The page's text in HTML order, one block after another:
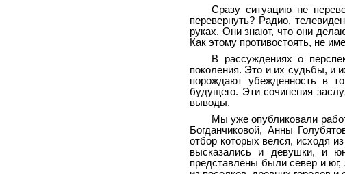
Сразу ситуацию не
перевернуть? Радио,
руках. Они знают, что они
Как этому противостоять, не
В рассуждениях о
поколения. Это и их судьбы, и
порождают убежденность в
будущего. Эти сочинения
выводы.
Мы уже опубликовали
Богданчиковой, Анны
отбор которых велся, исходя
высказались и девушки, и
представлены были север и